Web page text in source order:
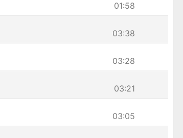
01:58
03:38
03:28
03:21
03:05